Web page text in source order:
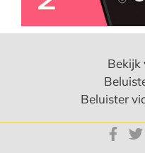
Bekijk
Beluister